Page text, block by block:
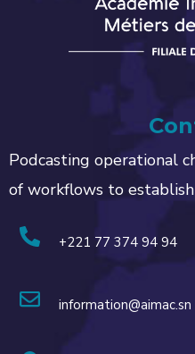
Podcasting operational
of workflows to
+221 77 374 94 94
information@aimac.sn